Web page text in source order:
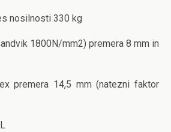
nosilnosti 330 kg
1800N/mm2) premera 8 mm in
premera 14,5 mm (natezni faktor